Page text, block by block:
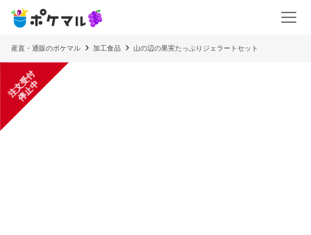
産直・通販のポケマル 加工食品 山の辺の果実たっぷりジェラートセット
注
文
受
付
停
止
中